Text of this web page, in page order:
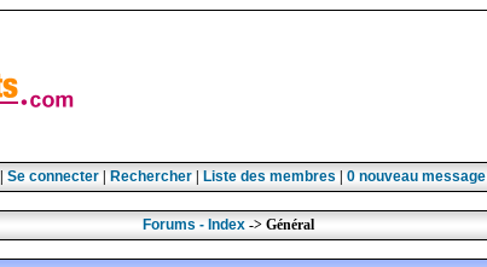
Se connecter| Rechercher| Liste des membres 0nouveau message
Forums - Index-> Général